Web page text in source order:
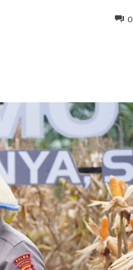
0